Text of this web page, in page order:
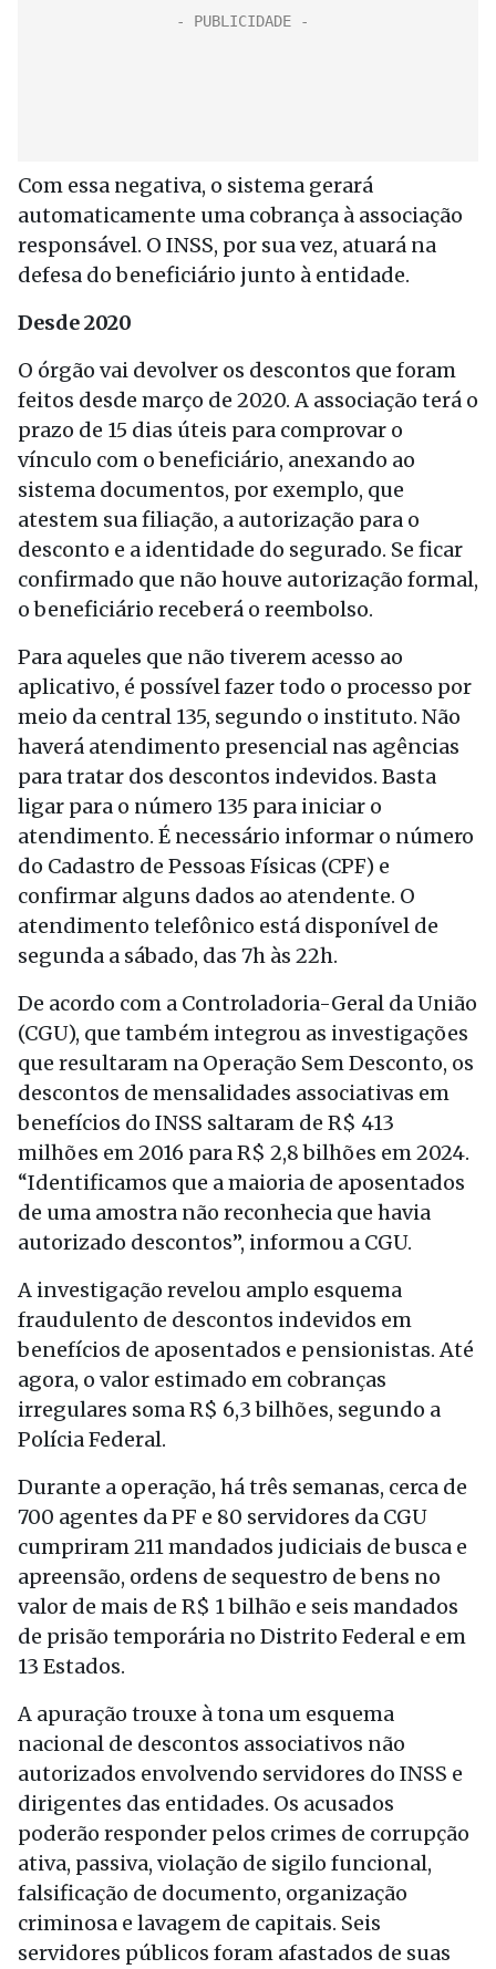
Com essa negativa, o sistema gerará
automaticamente uma cobrança à associação
responsável. O INSS, por sua vez, atuará na
defesa do beneficiário junto à entidade.
Desde 2020
O órgão vai devolver os descontos que foram
feitos desde março de 2020. A associação terá o
prazo de 15 dias úteis para comprovar o
vínculo com o beneficiário, anexando ao
sistema documentos, por exemplo, que
atestem sua filiação, a autorização para o
desconto e a identidade do segurado. Se ficar
confirmado que não houve autorização formal,
o beneficiário receberá o reembolso.
Para aqueles que não tiverem acesso ao
aplicativo, é possível fazer todo o processo por
meio da central 135, segundo o instituto. Não
haverá atendimento presencial nas agências
para tratar dos descontos indevidos. Basta
ligar para o número 135 para iniciar o
atendimento. É necessário informar o número
do Cadastro de Pessoas Físicas (CPF) e
confirmar alguns dados ao atendente. O
atendimento telefônico está disponível de
segunda a sábado, das 7h às 22h.
De acordo com a Controladoria-Geral da União
(CGU), que também integrou as investigações
que resultaram na Operação Sem Desconto, os
descontos de mensalidades associativas em
benefícios do INSS saltaram de R$ 413
milhões em 2016 para R$ 2,8 bilhões em 2024.
“Identificamos que a maioria de aposentados
de uma amostra não reconhecia que havia
autorizado descontos”, informou a CGU.
A investigação revelou amplo esquema
fraudulento de descontos indevidos em
benefícios de aposentados e pensionistas. Até
agora, o valor estimado em cobranças
irregulares soma R$ 6,3 bilhões, segundo a
Polícia Federal.
Durante a operação, há três semanas, cerca de
700 agentes da PF e 80 servidores da CGU
cumpriram 211 mandados judiciais de busca e
apreensão, ordens de sequestro de bens no
valor de mais de R$ 1 bilhão e seis mandados
de prisão temporária no Distrito Federal e em
13 Estados.
A apuração trouxe à tona um esquema
nacional de descontos associativos não
autorizados envolvendo servidores do INSS e
dirigentes das entidades. Os acusados
poderão responder pelos crimes de corrupção
ativa, passiva, violação de sigilo funcional,
falsificação de documento, organização
criminosa e lavagem de capitais. Seis
servidores públicos foram afastados de suas